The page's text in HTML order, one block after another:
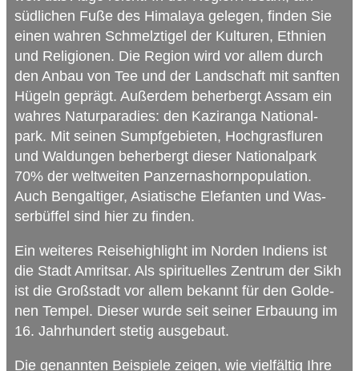
süd­li­chen Fuße des Hima­laya gele­gen, fin­den Sie
einen wah­ren Schmelz­tigel der Kul­tu­ren, Eth­nien
und Reli­gio­nen. Die Region wird vor allem durch
den Anbau von Tee und der Land­schaft mit sanf­ten
Hügeln geprägt. Außer­dem beher­bergt Assam ein
wah­res Natur­pa­ra­dies: den Kazi­ranga Natio­nal­
park. Mit sei­nen Sumpf­ge­bie­ten, Hoch­gras­flu­ren
und Wal­dun­gen beher­bergt die­ser Natio­nal­park
70% der welt­wei­ten Pan­zer­nas­horn­po­pu­la­tion.
Auch Ben­gal­ti­ger, Asia­ti­sche Ele­fan­ten und Was­
ser­büf­fel sind hier zu finden.
Ein wei­te­res Rei­se­high­light im Nor­den Indi­ens ist
die Stadt Amrit­sar. Als spi­ri­tu­el­les Zen­trum der Sikh
ist die Groß­stadt vor allem bekannt für den Gol­de­
nen Tem­pel. Die­ser wurde seit sei­ner Erbau­ung im
16. Jahr­hun­dert ste­tig ausgebaut.
Die genann­ten Bei­spiele zei­gen, wie viel­fäl­tig Ihre